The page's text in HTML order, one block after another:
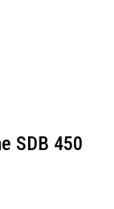
SDB 450